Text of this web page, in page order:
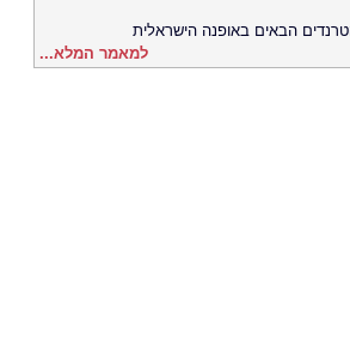
הבאים באופנה הישראלית
למאמר המלא...